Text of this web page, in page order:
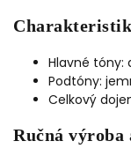
Hlavné tóny:
Podtóny:
Celkový
Ručná výroba